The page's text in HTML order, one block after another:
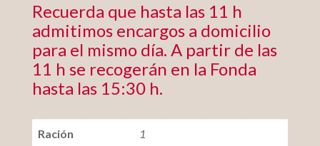
Recuerda que hasta las 11 h
admitimos encargos a domicilio
para el mismo día. A partir de las
11 h se recogerán en la Fonda
hasta las 15:30 h.
Ración 1